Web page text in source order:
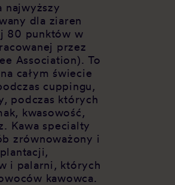
najwyższy
dla ziaren
80 punktów w
przez
Association). To
całym świecie
cuppingu,
podczas których
kwasowość,
Kawa specialty
zrównoważony i
i palarni, których
kawowca.